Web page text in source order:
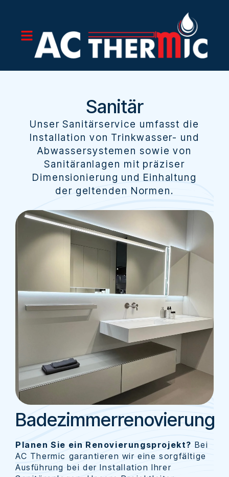
Sanitär
Unser Sanitärservice umfasst die
Installation von Trinkwasser- und
Abwassersystemen sowie von
Sanitäranlagen mit präziser
Dimensionierung und Einhaltung
der geltenden Normen.
Badezimmerrenovierung
Planen Sie ein Renovierungsprojekt? Bei
AC Thermic garantieren wir eine sorgfältige
Ausführung bei der Installation Ihrer